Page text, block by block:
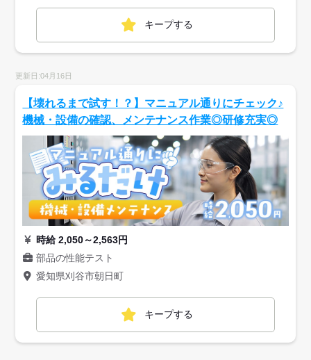
キープする
更新日:04月16日
【壊れるまで試す！？】マニュアル通りにチェック♪
機械・設備の確認、メンテナンス作業◎研修充実◎
時給 2,050～2,563円
部品の性能テスト
愛知県刈谷市朝日町
キープする